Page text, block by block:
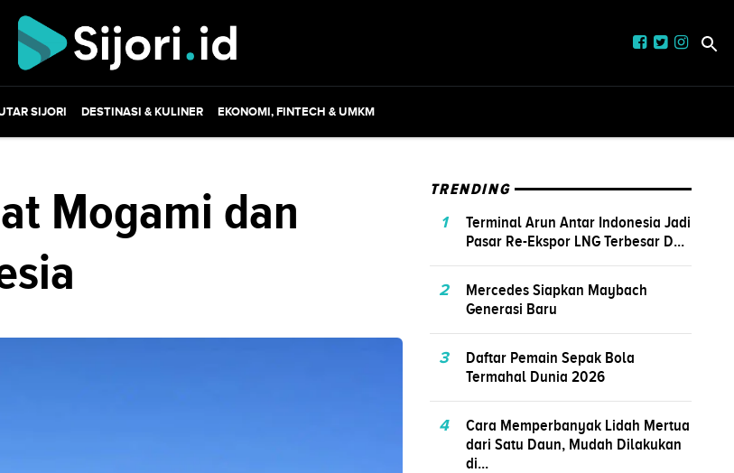
SIJORI DESTINASI & KULINER EKONOMI, FINTECH & UMKM
Mogami dan
TRENDING
1
Terminal Arun Antar Indonesia Jadi
Pasar Re-Ekspor LNG Terbesar D...
2
Mercedes Siapkan Maybach
Generasi Baru
3
Daftar Pemain Sepak Bola
Termahal Dunia 2026
4
Cara Memperbanyak Lidah Mertua
dari Satu Daun, Mudah Dilakukan
di...